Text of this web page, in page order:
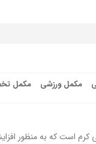
مکمل ورزشی مکمل
کرم است که به منظور